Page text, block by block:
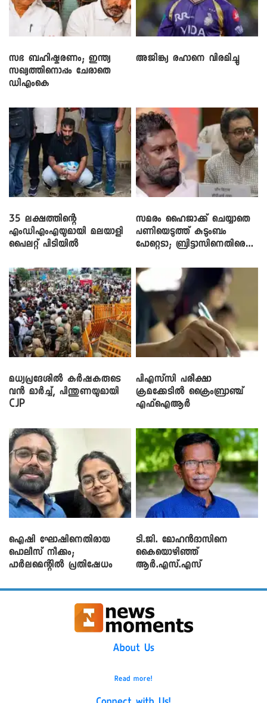
സഭ ബഹിഷ്കരണം; ഇന്ത്യ
സഖ്യത്തിനൊപ്പം ചേരാതെ
ഡിഎംകെ
അജിങ്ക്യ രഹാനെ വിരമിച്ചു
35 ലക്ഷത്തിന്റെ
എംഡിഎംഎയുമായി മലയാളി
പൈലറ്റ് പിടിയിൽ
സമരം ഹൈജാക്ക് ചെയ്യാതെ
പണിയെടുത്ത് കുടുംബം
പോറ്റെടാ; ബ്രിട്ടാസിനെതിരെ
മധ്യപ്രദേശിൽ കർഷകരുടെ
വൻ മാർച്ച്, പിന്തുണയുമായി
CJP
പിഎസ്‌സി പരീക്ഷാ
ക്രമക്കേ‌ടിൽ ക്രൈംബ്രാഞ്ച്
എഫ്ഐആർ
ഐഷി ഘോഷിനെതിരായ
പൊലീസ് നീക്കം;
പാര്‍ലമെന്റിൽ പ്രതിഷേധം
ടി.ജി. മോഹൻദാസിനെ
കൈയൊഴിഞ്ഞ്
ആർ.എസ്.എസ്
About Us
Read more!